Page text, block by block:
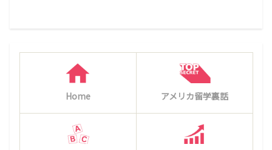
Home アメリカ留学裏話